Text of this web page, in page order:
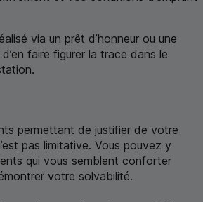
via un prêt d’honneur ou une
faire figurer la trace dans le
permettant de justifier de votre
pas limitative. Vous pouvez y
qui vous semblent conforter
votre solvabilité.